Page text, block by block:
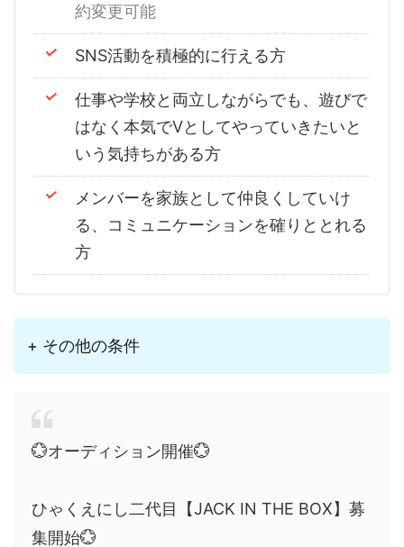
約変更可能
SNS活動を積極的に行える方
仕事や学校と両立しながらでも、遊びで
はなく本気でVとしてやっていきたいと
いう気持ちがある方
メンバーを家族として仲良くしていけ
る、コミュニケーションを確りととれる
方
+ その他の条件
💮オーディション開催💮
ひゃくえにし二代目【JACK IN THE BOX】募
集開始💮